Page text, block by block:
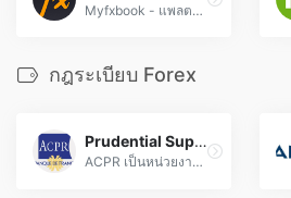
Myfxbook - แพลตฟอร์มวิเคราะห์และติดตามผลการเทรด Forex ออนไลน์ ที่ช่วยเทรดเดอร์วิเคราะห์ประสิทธิภาพและพัฒนากลยุทธ์การเทรดอย่างมืออาชีพ
กฎระเบียบ Forex
Prudential Supervision and Resolution Authority (ACPR)
ACPR เป็นหน่วยงานกำกับดูแลเชิงป้องกันและแก้ไขวิกฤตสถาบันการเงินในฝรั่งเศส ภายใต้ Banque de France ดูแลธนาคารและประกันภัย เพื่อความมั่นคงของระบบการเงิน